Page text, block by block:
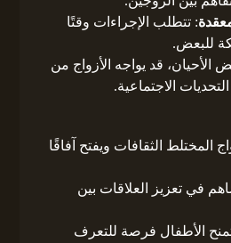
: تتطلب الإجراءات وقتًا
للبعض.
الأحيان، قد يواجه الأزواج من
الاجتماعية.
المختلط الثقافات ويفتح آفاقًا
في تعزيز العلاقات بين
الأطفال فرصة للتعرف